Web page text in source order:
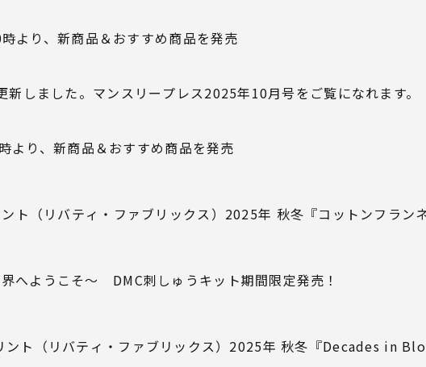
より、新商品＆おすすめ商品を発売
新しました。マンスリープレス2025年10月号をご覧になれます。
より、新商品＆おすすめ商品を発売
ト（リバティ・ファブリックス）2025年 秋冬『コットンフラン
へようこそ～ DMC刺しゅうキット期間限定発売！
ント（リバティ・ファブリックス）2025年 秋冬『Decades in